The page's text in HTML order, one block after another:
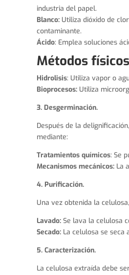
industria del papel.
Blanco: Utiliza dióxido de
contaminante.
Ácido: Emplea soluciones
Métodos
Hidrolisis: Utiliza vapor o
Bioprocesos: Utiliza
3. Desgerminación.
Después de la
mediante:
Tratamientos químicos: Se
Mecanismos mecánicos: La
4. Purificación.
Una vez obtenida la
Lavado: Se lava la celulosa
Secado: La celulosa se
5. Caracterización.
La celulosa extraída debe